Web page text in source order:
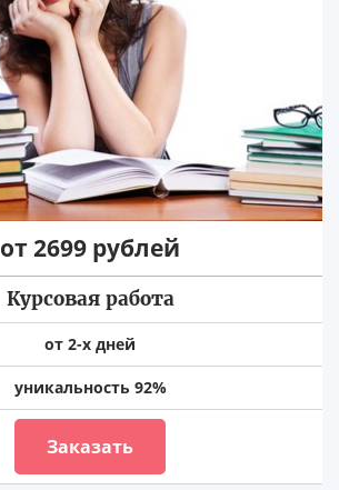
от 2699 рублей
Курсовая работа
от 2-х дней
уникальность 92%
Заказать